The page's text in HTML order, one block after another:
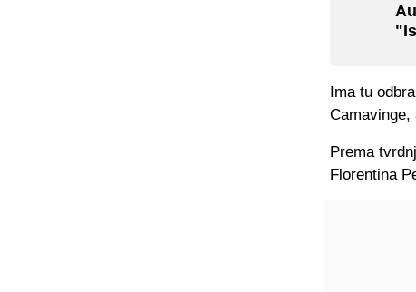
Ima tu
Camavinge,
Prema
Florentina